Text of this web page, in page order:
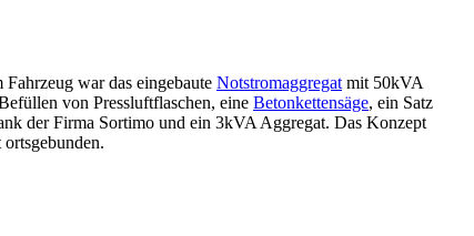
war das eingebaute Notstromaggregat mit 50kVA
von Pressluftflaschen, eine Betonkettensäge, ein Satz
der Firma Sortimo und ein 3kVA Aggregat. Das Konzept